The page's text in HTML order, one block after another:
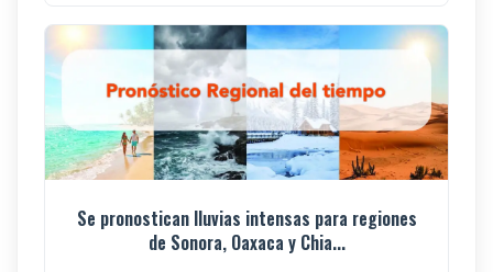
Se pronostican lluvias intensas para regiones
de Sonora, Oaxaca y Chia...